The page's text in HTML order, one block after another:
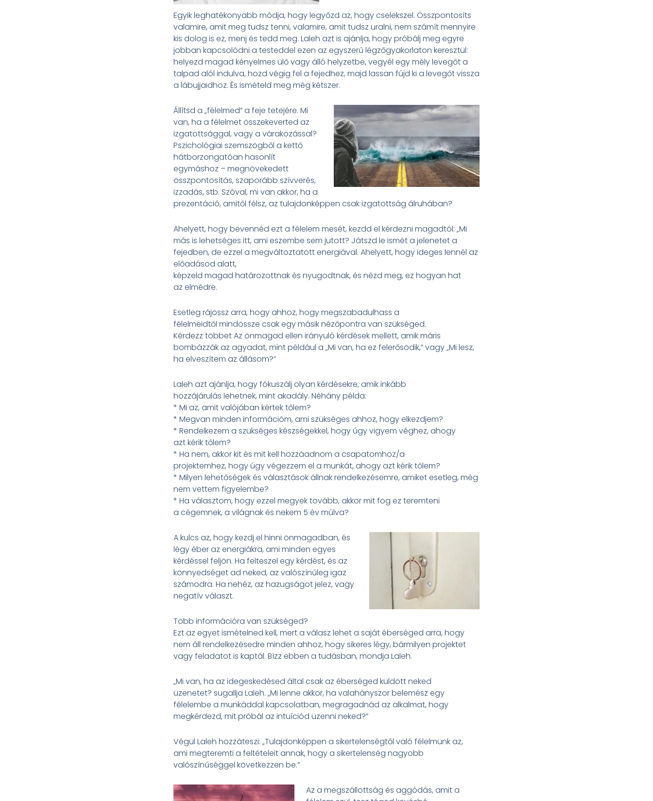
Egyik leghatékonyabb módja, hogy legyőzd az, hogy cselekszel. Összpontosíts
valamire, amit meg tudsz tenni, valamire, amit tudsz uralni, nem számít mennyire
kis dolog is ez, menj és tedd meg. Laleh azt is ajánlja, hogy próbálj meg egyre
jobban kapcsolódni a testeddel ezen az egyszerű légzőgyakorlaton keresztül:
helyezd magad kényelmes ülő vagy álló helyzetbe, vegyél egy mély levegőt a
talpad alól indulva, hozd végig fel a fejedhez, majd lassan fújd ki a levegőt vissza
a lábujjaidhoz. És ismételd meg még kétszer.
Állítsd a „félelmed” a feje tetejére. Mi
van, ha a félelmet összekeverted az
izgatottsággal, vagy a várakozással?
Pszichológiai szemszögből a kettő
hátborzongatóan hasonlít
egymáshoz – megnövekedett
összpontosítás, szaporább szívverés,
izzadás, stb. Szóval, mi van akkor, ha a
prezentáció, amitől félsz, az tulajdonképpen csak izgatottság álruhában?
Ahelyett, hogy bevennéd ezt a félelem mesét, kezdd el kérdezni magadtól: „Mi
más is lehetséges itt, ami eszembe sem jutott? Játszd le ismét a jelenetet a
fejedben, de ezzel a megváltoztatott energiával. Ahelyett, hogy ideges lennél az
előadásod alatt,
képzeld magad határozottnak és nyugodtnak, és nézd meg, ez hogyan hat
az elmédre.
Esetleg rájössz arra, hogy ahhoz, hogy megszabadulhass a
félelmeidtől mindössze csak egy másik nézőpontra van szükséged.
Kérdezz többet Az önmagad ellen irányuló kérdések mellett, amik máris
bombázzák az agyadat, mint például a „Mi van, ha ez felerősödik,” vagy „Mi lesz,
ha elveszítem az állásom?”
Laleh azt ajánlja, hogy fókuszálj olyan kérdésekre, amik inkább
hozzájárulás lehetnek, mint akadály. Néhány példa:
* Mi az, amit valójában kértek tőlem?
* Megvan minden információm, ami szükséges ahhoz, hogy elkezdjem?
* Rendelkezem a szükséges készségekkel, hogy úgy vigyem véghez, ahogy
azt kérik tőlem?
* Ha nem, akkor kit és mit kell hozzáadnom a csapatomhoz/a
projektemhez, hogy úgy végezzem el a munkát, ahogy azt kérik tőlem?
* Milyen lehetőségek és választások állnak rendelkezésemre, amiket esetleg, még
nem vettem figyelembe?
* Ha választom, hogy ezzel megyek tovább, akkor mit fog ez teremteni
a cégemnek, a világnak és nekem 5 év múlva?
A kulcs az, hogy kezdj el hinni önmagadban, és
légy éber az energiákra, ami minden egyes
kérdéssel feljön. Ha felteszel egy kérdést, és az
könnyedséget ad neked, az valószínűleg igaz
számodra. Ha nehéz, az hazugságot jelez, vagy
negatív választ.
Több információra van szükséged?
Ezt az egyet ismételned kell, mert a válasz lehet a saját éberséged arra, hogy
nem áll rendelkezésedre minden ahhoz, hogy sikeres légy, bármilyen projektet
vagy feladatot is kaptál. Bízz ebben a tudásban, mondja Laleh.
„Mi van, ha az idegeskedésed által csak az éberséged küldött neked
üzenetet? sugallja Laleh. „Mi lenne akkor, ha valahányszor belemész egy
félelembe a munkáddal kapcsolatban, megragadnád az alkalmat, hogy
megkérdezd, mit próbál az intuíciód üzenni neked?”
Végül Laleh hozzáteszi: „Tulajdonképpen a sikertelenségtől való félelmünk az,
ami megteremti a feltételeit annak, hogy a sikertelenség nagyobb
valószínűséggel következzen be.”
Az a megszállottság és aggódás, amit a